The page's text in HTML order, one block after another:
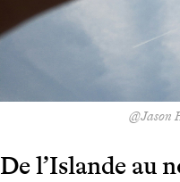
@Jason
De l’Islande au